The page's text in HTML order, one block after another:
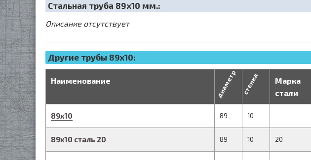
Cтальная труба 89х10 мм.:
Описание отсутствует
Другие трубы 89x10:
Наименование диаметр стенка
Марка
стали
89х10 89 10
89х10 сталь 20 89 10 20